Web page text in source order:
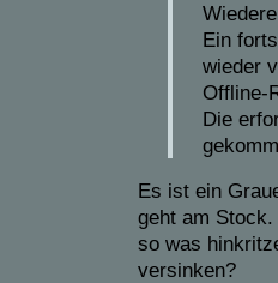
Ein
wieder
Offline-
Die
Es ist ein
geht am
so was
versinken?